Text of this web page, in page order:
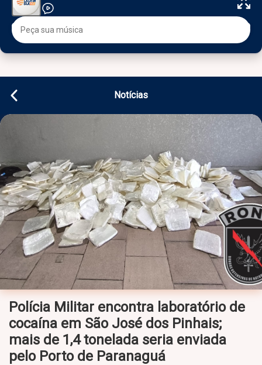
Notícias
Polícia Militar encontra laboratório de
cocaína em São José dos Pinhais;
mais de 1,4 tonelada seria enviada
pelo Porto de Paranaguá